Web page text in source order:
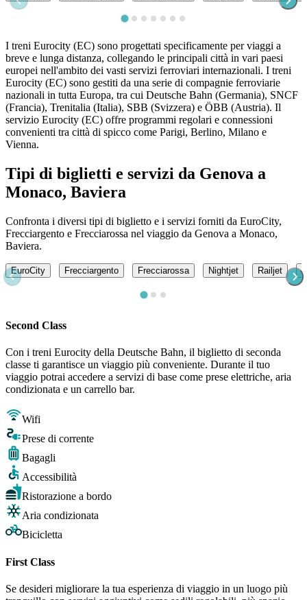
I treni Eurocity (EC) sono progettati specificamente per viaggi a
breve e lunga distanza, collegando le principali città in vari paesi
europei nell'ambito dei vasti servizi ferroviari internazionali. I treni
Eurocity (EC) sono gestiti da una serie di compagnie ferroviarie
nazionali in tutta Europa, tra cui Deutsche Bahn (Germania), SNCF
(Francia), Trenitalia (Italia), SBB (Svizzera) e ÖBB (Austria). Il
servizio Eurocity (EC) offre programmi regolari e connessioni
convenienti tra città di spicco come Parigi, Berlino, Milano e
Vienna.
Tipi di biglietti e servizi da Genova a
Monaco, Baviera
Confronta i diversi tipi di biglietto e i servizi forniti da EuroCity,
Frecciargento e Frecciarossa nel viaggio da Genova a Monaco,
Baviera.
EuroCity Frecciargento Frecciarossa Nightjet Railjet
Second Class
Con i treni Eurocity della Deutsche Bahn, il biglietto di seconda
classe ti garantisce un viaggio più conveniente. Durante il tuo
viaggio potrai accedere a servizi di base come prese elettriche, aria
condizionata e un carrello bar.
Wifi
Prese di corrente
Bagagli
Accessibilità
Ristorazione a bordo
Aria condizionata
Bicicletta
First Class
Se desideri migliorare la tua esperienza di viaggio in un luogo più